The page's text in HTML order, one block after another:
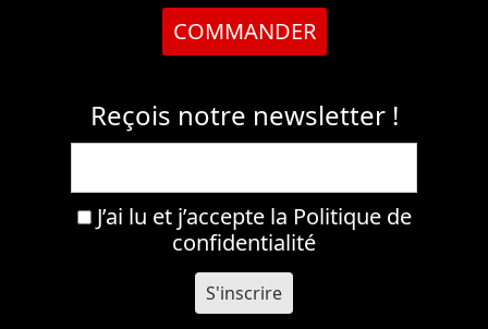
COMMANDER
Reçois notre newsletter !
J’ai lu et j’accepte la Politique de
confidentialité